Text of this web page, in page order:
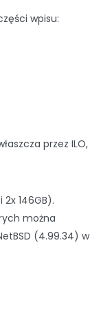
wpisu:
przez ILO,
146GB).
można
(4.99.34) w